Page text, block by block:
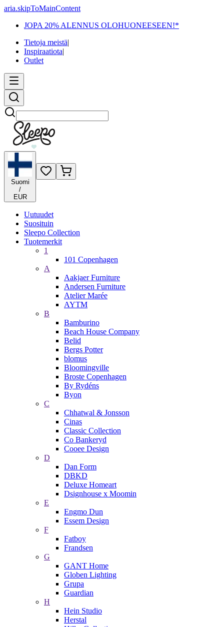
aria.skipToMainContent
JOPA 20% ALENNUS OLOHUONEESEEN!*
Tietoja meistä|
Inspiraatiota|
Outlet
Etsi
Suomi
/
EUR
Uutuudet
Suosituin
Sleepo Collection
Tuotemerkit
1
101 Copenhagen
A
Aakjaer Furniture
Andersen Furniture
Atelier Marée
AYTM
B
Bamburino
Beach House Company
Belid
Bergs Potter
blomus
Bloomingville
Broste Copenhagen
By Rydéns
Byon
C
Chhatwal & Jonsson
Cinas
Classic Collection
Co Bankeryd
Cooee Design
D
Dan Form
DBKD
Deluxe Homeart
Dsignhouse x Moomin
E
Engmo Dun
Essem Design
F
Fatboy
Frandsen
G
GANT Home
Globen Lighting
Grupa
Guardian
H
Hein Studio
Herstal